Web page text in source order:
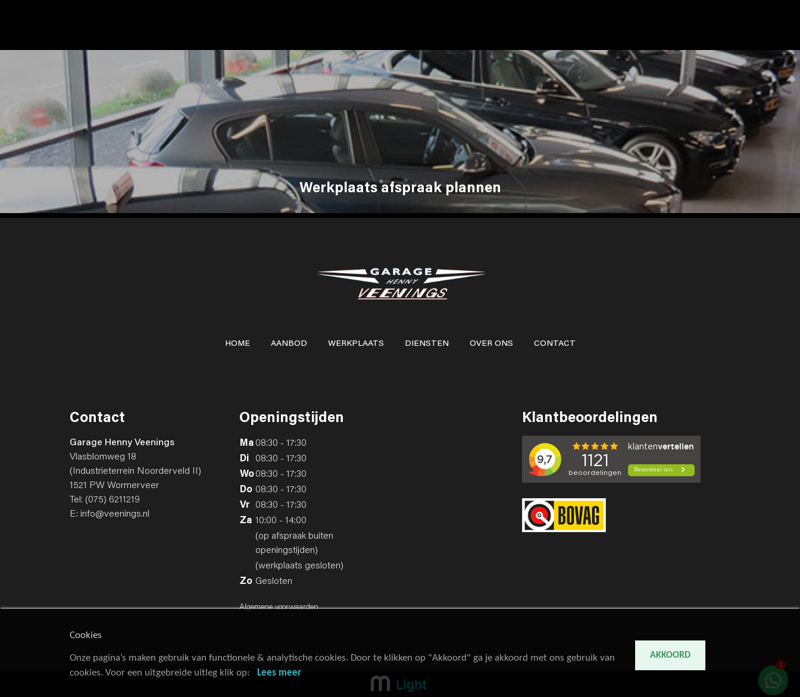
1
Werkplaats afspraak plannen
HOME AANBOD WERKPLAATS DIENSTEN OVER ONS CONTACT
Contact
Garage Henny Veenings
Vlasblomweg 18
(Industrieterrein Noorderveld II)
1521 PW Wormerveer
Tel: (075) 6211219
E: info@veenings.nl
Openingstijden
Ma 08:30 - 17:30
Di
08:30 - 17:30
Wo08:30 - 17:30
Do 08:30 - 17:30
Vr
08:30 - 17:30
Za 10:00 - 14:00
(op afspraak buiten
openingstijden)
(werkplaats gesloten)
Zo Gesloten
Algemene voorwaarden
Klantbeoordelingen
Cookies
Onze pagina’s maken gebruik van functionele & analytische cookies. Door te klikken op "Akkoord" ga je akkoord met ons gebruik van
cookies. Voor een uitgebreide uitleg klik op:
Lees meer
AKKOORD